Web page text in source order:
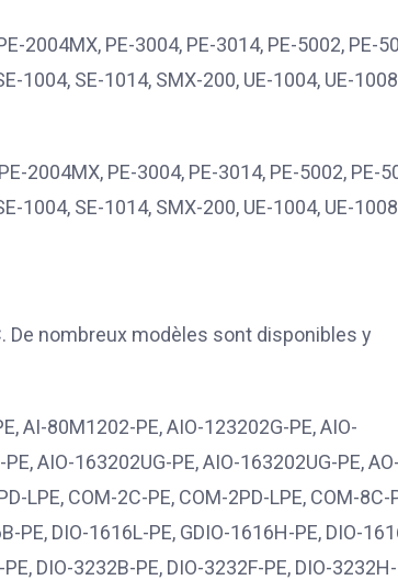
2004MX, PE-3004, PE-3014, PE-5002, PE-
1004, SE-1014, SMX-200, UE-1004, UE-
2004MX, PE-3004, PE-3014, PE-5002, PE-
1004, SE-1014, SMX-200, UE-1004, UE-
De nombreux modèles sont disponibles y
AI-80M1202-PE, AIO-123202G-PE, AIO-
AIO-163202UG-PE, AIO-163202UG-PE, AO-
LPE, COM-2C-PE, COM-2PD-LPE, COM-8C-
PE, DIO-1616L-PE, GDIO-1616H-PE, DIO-
DIO-3232B-PE, DIO-3232F-PE, DIO-